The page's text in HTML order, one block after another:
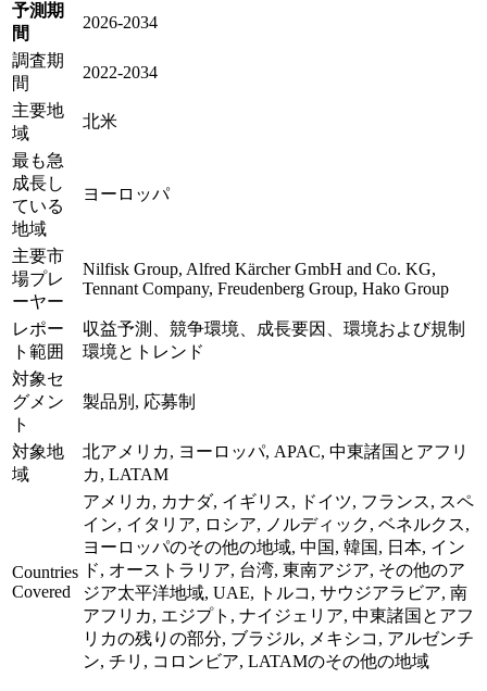
予測期
間
2026-2034
調査期
間
2022-2034
主要地
域
北米
最も急
成長し
ている
地域
ヨーロッパ
主要市
場プレ
ーヤー
Nilfisk Group, Alfred Kärcher GmbH and Co. KG,
Tennant Company, Freudenberg Group, Hako Group
レポー
ト範囲
収益予測、競争環境、成長要因、環境および規制
環境とトレンド
対象セ
グメン
ト
製品別, 応募制
対象地
域
北アメリカ, ヨーロッパ, APAC, 中東諸国とアフリ
カ, LATAM
Countries
Covered
アメリカ, カナダ, イギリス, ドイツ, フランス, スペ
イン, イタリア, ロシア, ノルディック, ベネルクス,
ヨーロッパのその他の地域, 中国, 韓国, 日本, イン
ド, オーストラリア, 台湾, 東南アジア, その他のア
ジア太平洋地域, UAE, トルコ, サウジアラビア, 南
アフリカ, エジプト, ナイジェリア, 中東諸国とアフ
リカの残りの部分, ブラジル, メキシコ, アルゼンチ
ン, チリ, コロンビア, LATAMのその他の地域